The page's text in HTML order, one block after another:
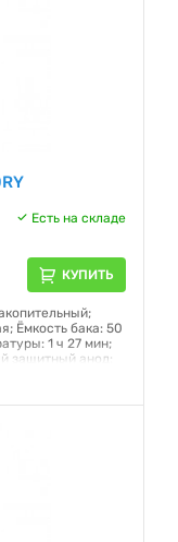
Есть на складе
КУПИТЬ
Ёмкость бака: 50
1 ч 27 мин;
защитный анод: